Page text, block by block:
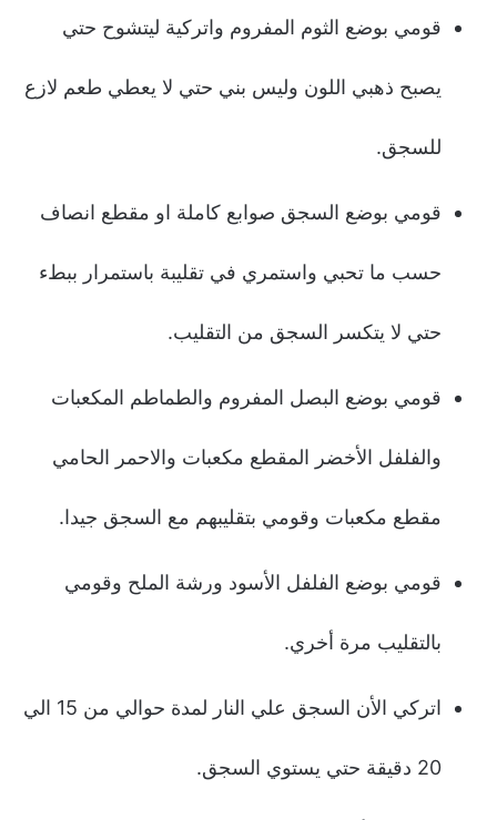
قومي بوضع الثوم المفروم واتركية ليتشوح حتي
يصبح ذهبي اللون وليس بني حتي لا يعطي طعم لازع
للسجق.
قومي بوضع السجق صوابع كاملة او مقطع انصاف
حسب ما تحبي واستمري في تقليبة باستمرار ببطء
حتي لا يتكسر السجق من التقليب.
قومي بوضع البصل المفروم والطماطم المكعبات
والفلفل الأخضر المقطع مكعبات والاحمر الحامي
مقطع مكعبات وقومي بتقليبهم مع السجق جيدا.
قومي بوضع الفلفل الأسود ورشة الملح وقومي
بالتقليب مرة أخري.
اتركي الأن السجق علي النار لمدة حوالي من 15 الي
20 دقيقة حتي يستوي السجق.